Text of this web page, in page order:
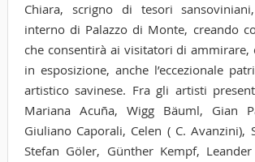
Chiara, scrigno di tesori
interno di Palazzo di Monte, creando
che consentirà ai visitatori di ammirare,
in esposizione, anche l’eccezionale
artistico savinese. Fra gli artisti
Mariana Acuña, Wigg Bäuml, Gian
Giuliano Caporali, Celen ( C. Avanzini),
Stefan Göler, Günther Kempf,